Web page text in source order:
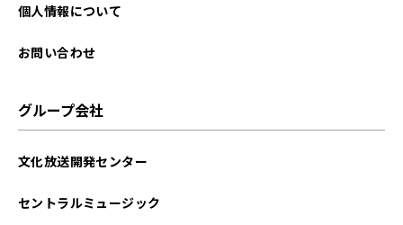
2023年04月
2023年01月
個人情報について
お問い合わせ
グループ会社
文化放送開発センター
セントラルミュージック